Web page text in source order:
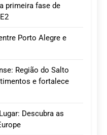
primeira fase de
Porto Alegre e
Região do Salto
e fortalece
Descubra as